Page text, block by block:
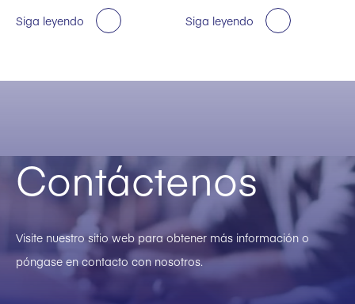
Siga leyendo
sostenibilidad
Siga leyendo
Contáctenos
Visite nuestro sitio web para obtener más información o
póngase en contacto con nosotros.